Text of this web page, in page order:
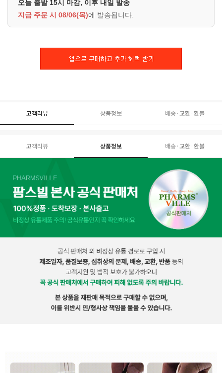
오늘 출발 15시 마감, 이후 내일 발송
지금 주문 시 08/06(목)에 발송됩니다.
고객리뷰 상품정보 배송·교환·환불
고객리뷰 상품정보 배송·교환·환불